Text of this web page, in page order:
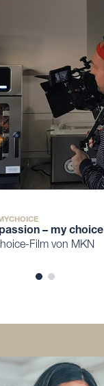
– my choice
Film von MKN